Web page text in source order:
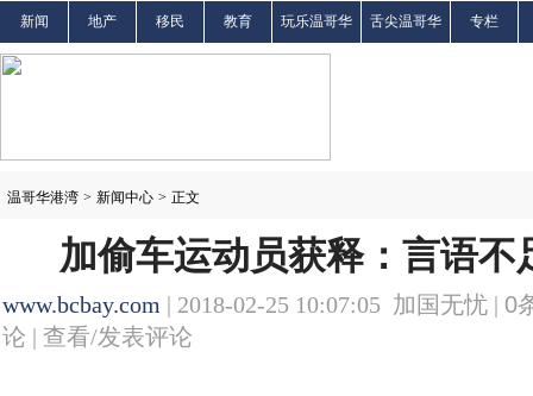
新闻 地产 移民 教育 玩乐温哥华 舌尖温哥华 专栏
温哥华港湾 > 新闻中心 > 正文
加偷车运动员获释：言语不
www.bcbay.com | 2018-02-25 10:07:05 加国无忧 | 0
论 | 查看/发表评论